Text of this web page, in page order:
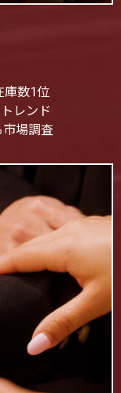
庫数1位
レンド
場調査